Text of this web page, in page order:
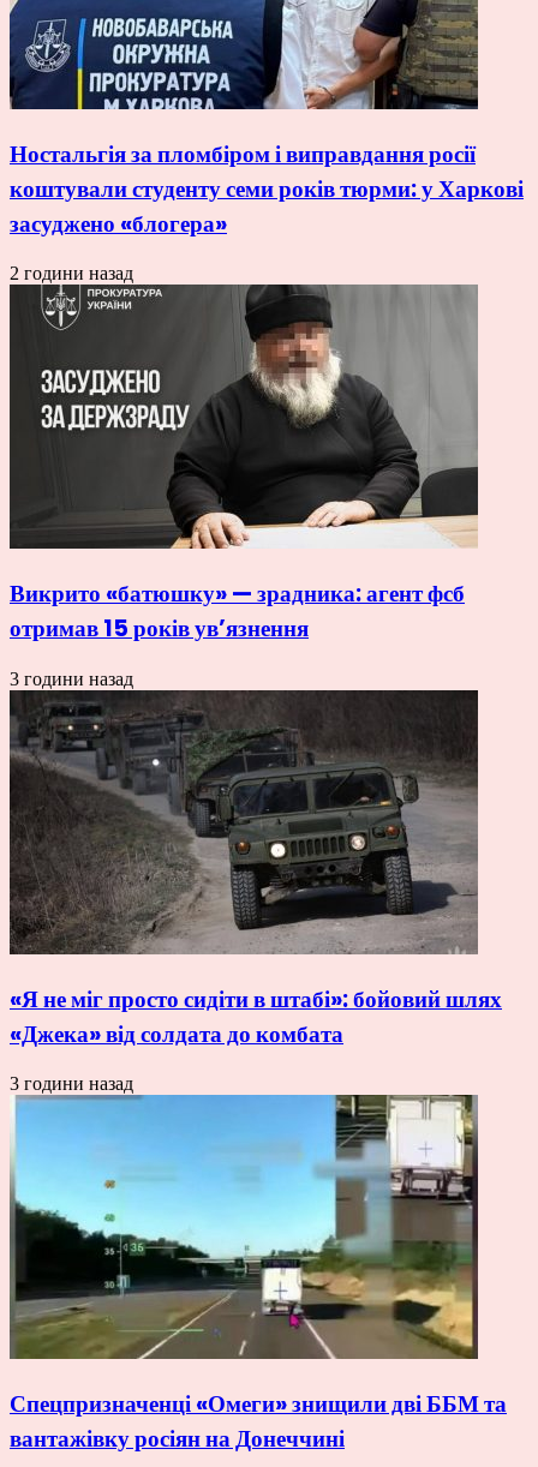
Ностальгія за пломбіром і виправдання росії
коштували студенту семи років тюрми: у Харкові
засуджено «блогера»
2 години назад
Викрито «батюшку» — зрадника: агент фсб
отримав 15 років ув’язнення
3 години назад
«Я не міг просто сидіти в штабі»: бойовий шлях
«Джека» від солдата до комбата
3 години назад
Спецпризначенці «Омеги» знищили дві ББМ та
вантажівку росіян на Донеччині